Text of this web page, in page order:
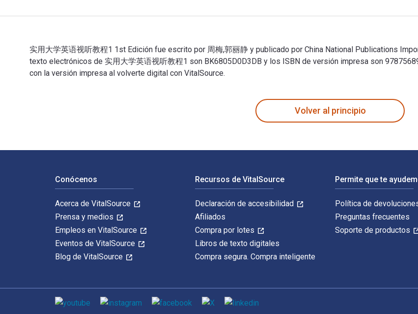
实用大学英语视听教程1 1st Edición fue escrito por 周梅,郭丽静 y publicado por China National Publications
texto electrónicos de 实用大学英语视听教程1 son BK6805D0D3DB y los ISBN de versión impresa son
con la versión impresa al volverte digital con VitalSource.
Volver al principio
Conócenos
Acerca de VitalSource
Prensa y medios
Empleos en VitalSource
Eventos de VitalSource
Blog de VitalSource
Recursos de VitalSource
Declaración de accesibilidad
Afiliados
Compra por lotes
Libros de texto digitales
Compra segura. Compra inteligente
Permite que te
Política de
Preguntas frecuentes
Soporte de productos
Medios de comunicación social